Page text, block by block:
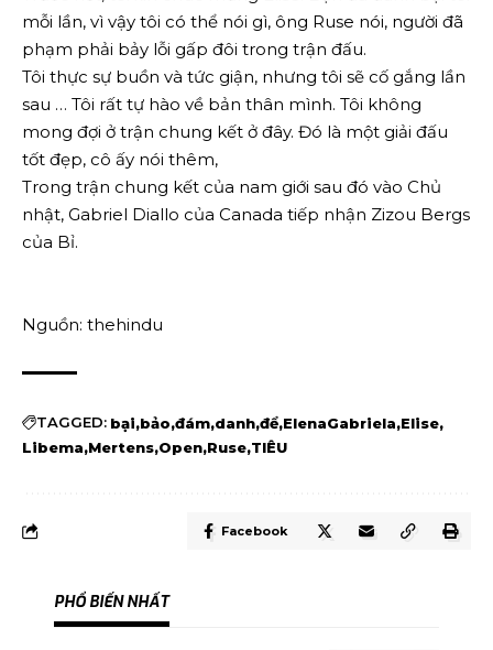
mỗi lần, vì vậy tôi có thể nói gì, ông Ruse nói, người đã
phạm phải bảy lỗi gấp đôi trong trận đấu.
Tôi thực sự buồn và tức giận, nhưng tôi sẽ cố gắng lần
sau … Tôi rất tự hào về bản thân mình. Tôi không
mong đợi ở trận chung kết ở đây. Đó là một giải đấu
tốt đẹp, cô ấy nói thêm,
Trong trận chung kết của nam giới sau đó vào Chủ
nhật, Gabriel Diallo của Canada tiếp nhận Zizou Bergs
của Bỉ.
Nguồn: thehindu
TAGGED: bại bảo đám danh để ElenaGabriela Elise
Libema Mertens Open Ruse TIÊU
Facebook
PHỔ BIẾN NHẤT